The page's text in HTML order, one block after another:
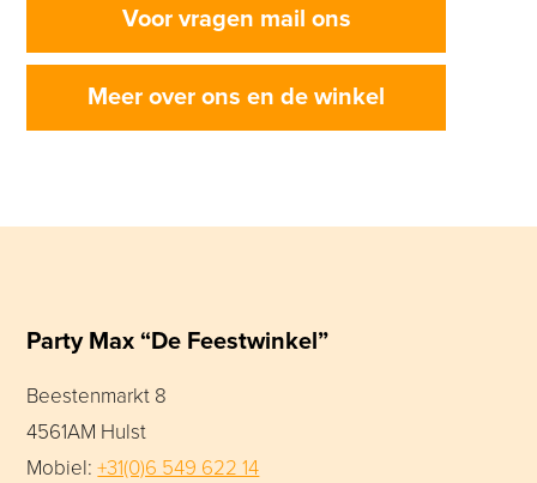
Voor vragen mail ons
Meer over ons en de winkel
Party Max “De Feestwinkel”
Beestenmarkt 8
4561AM Hulst
Mobiel:+31(0)6 549 622 14